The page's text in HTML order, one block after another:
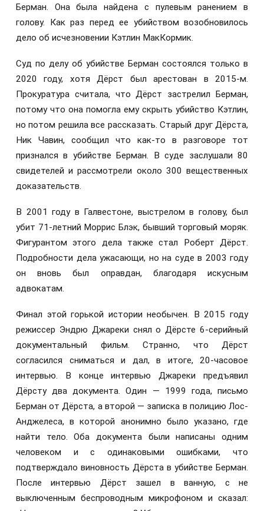
Берман. Она была найдена с пулевым ранением в
голову. Как раз перед ее убийством возобновилось
дело об исчезновении Кэтлин МакКормик.
Суд по делу об убийстве Берман состоялся только в
2020 году, хотя Дёрст был арестован в 2015-м.
Прокуратура считала, что Дёрст застрелил Берман,
потому что она помогла ему скрыть убийство Кэтлин,
но потом решила все рассказать. Старый друг Дёрста,
Ник Чавин, сообщил что как-то в разговоре тот
признался в убийстве Берман. В суде заслушали 80
свидетелей и рассмотрели около 300 вещественных
доказательств.
В 2001 году в Галвестоне, выстрелом в голову, был
убит 71-летний Моррис Блэк, бывший торговый моряк.
Фигурантом этого дела также стал Роберт Дёрст.
Подробности дела ужасающи, но на суде в 2003 году
он вновь был оправдан, благодаря искусным
адвокатам.
Финал этой горькой истории необычен. В 2015 году
режиссер Эндрю Джареки снял о Дёрсте 6-серийный
документальный фильм. Странно, что Дёрст
согласился сниматься и дал, в итоге, 20-часовое
интервью. В конце интервью Джареки предъявил
Дёрсту два документа. Один — 1999 года, письмо
Берман от Дёрста, а второй — записка в полицию Лос-
Анджелеса, в которой анонимно было указано, где
найти тело. Оба документа были написаны одним
человеком и с одинаковыми ошибками, что
подтверждало виновность Дёрста в убийстве Берман.
После интервью Дёрст зашел в ванную, с не
выключенным беспроводным микрофоном и сказал: